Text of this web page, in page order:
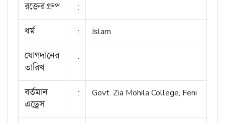
রক্তের গ্রুপ :
ধর্ম : Islam
যোগদানের
তারিখ
:
বর্তমান
এড্রেস
: Govt. Zia Mohila College, Feni